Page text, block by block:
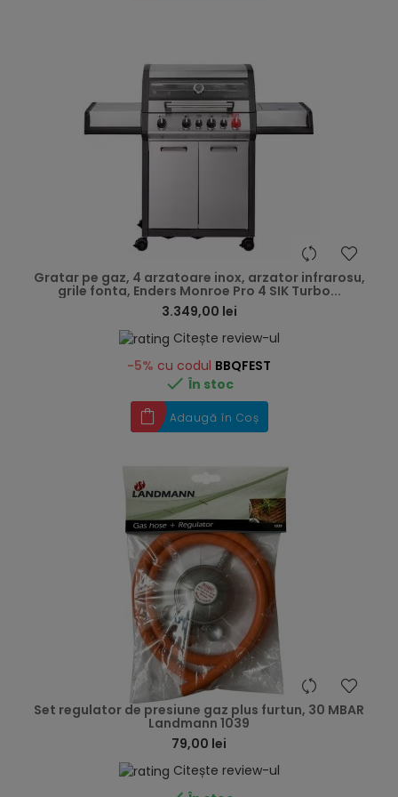
Gratar pe gaz, 4 arzatoare inox, arzator infrarosu,
grile fonta, Enders Monroe Pro 4 SIK Turbo...
3.349,00 lei
Citește review-ul
-5% cu codul BBQFEST
 În stoc
Adaugă în Coș
Set regulator de presiune gaz plus furtun, 30 MBAR
Landmann 1039
79,00 lei
Citește review-ul